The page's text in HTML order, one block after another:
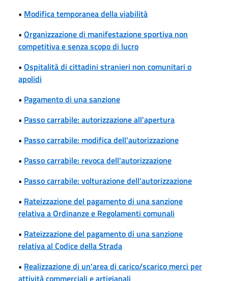
• Modifica temporanea della viabilità
• Organizzazione di manifestazione sportiva non
competitiva e senza scopo di lucro
• Ospitalità di cittadini stranieri non comunitari o
apolidi
• Pagamento di una sanzione
• Passo carrabile: autorizzazione all'apertura
• Passo carrabile: modifica dell'autorizzazione
• Passo carrabile: revoca dell'autorizzazione
• Passo carrabile: volturazione dell'autorizzazione
• Rateizzazione del pagamento di una sanzione
relativa a Ordinanze e Regolamenti comunali
• Rateizzazione del pagamento di una sanzione
relativa al Codice della Strada
• Realizzazione di un'area di carico/scarico merci per
attività commerciali e artigianali